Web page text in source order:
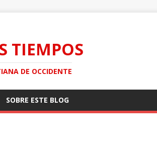
TIEMPOS
DE OCCIDENTE
SOBRE ESTE BLOG